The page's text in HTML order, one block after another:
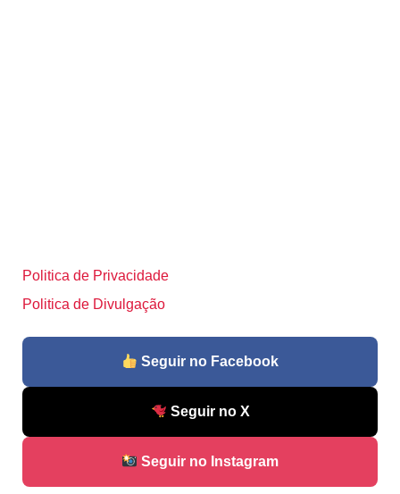
Politica de Privacidade
Politica de Divulgação
Seguir no Facebook
Seguir no X
Seguir no Instagram